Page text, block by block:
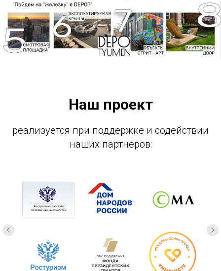
Наш проект
реализуется при поддержке и содействии
наших партнеров: